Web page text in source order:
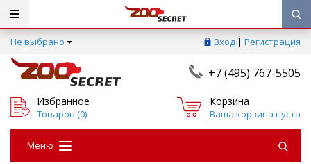
Не выбрано Вход | Регистрация
+7 (495) 767-5505
Избранное
Товаров (0)
Корзина
Ваша корзина пуста
Меню